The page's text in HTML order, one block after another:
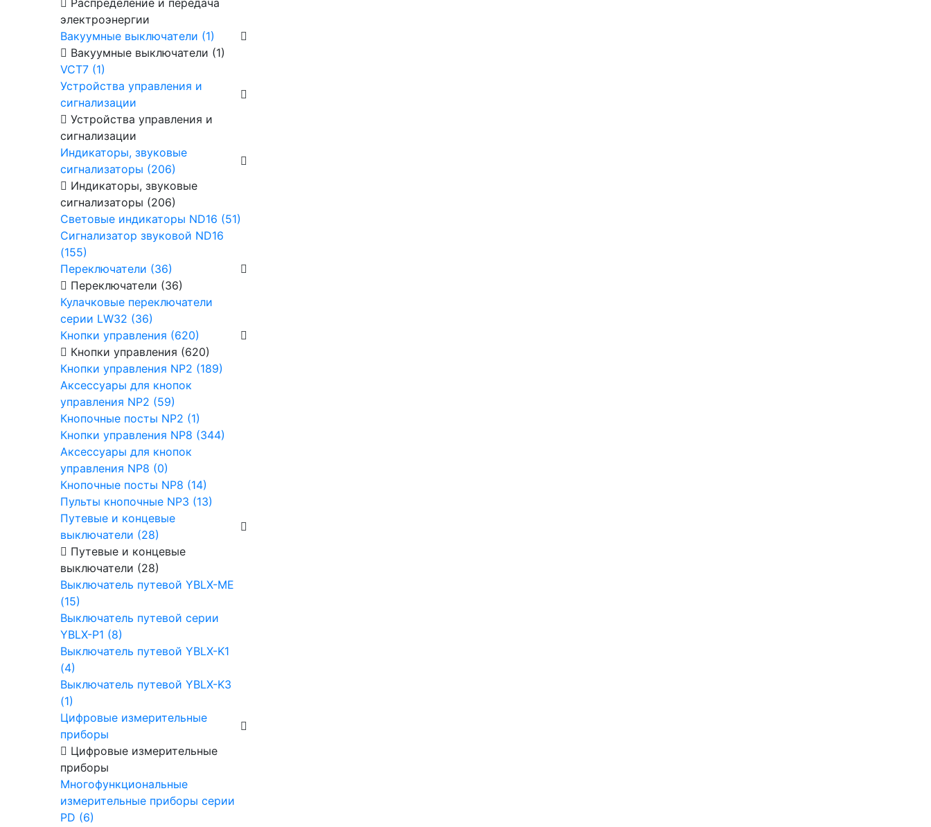
Распределение и передача
электроэнергии
Вакуумные выключатели (1)
Вакуумные выключатели (1)
VCT7 (1)
Устройства управления и
сигнализации
Устройства управления и
сигнализации
Индикаторы, звуковые
сигнализаторы (206)
Индикаторы, звуковые
сигнализаторы (206)
Световые индикаторы ND16 (51)
Сигнализатор звуковой ND16
(155)
Переключатели (36)
Переключатели (36)
Кулачковые переключатели
серии LW32 (36)
Кнопки управления (620)
Кнопки управления (620)
Кнопки управления NP2 (189)
Аксессуары для кнопок
управления NP2 (59)
Кнопочные посты NP2 (1)
Кнопки управления NP8 (344)
Аксессуары для кнопок
управления NP8 (0)
Кнопочные посты NP8 (14)
Пульты кнопочные NP3 (13)
Путевые и концевые
выключатели (28)
Путевые и концевые
выключатели (28)
Выключатель путевой YBLX-ME
(15)
Выключатель путевой серии
YBLX-P1 (8)
Выключатель путевой YBLX-K1
(4)
Выключатель путевой YBLX-K3
(1)
Цифровые измерительные
приборы
Цифровые измерительные
приборы
Многофункциональные
измерительные приборы серии
PD (6)